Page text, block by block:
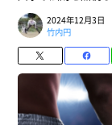
2024年12月3日
竹内円